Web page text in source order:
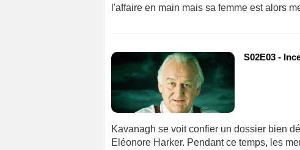
l'affaire en main mais sa femme est alors
S02E03 -
Kavanagh se voit confier un dossier bien
Eléonore Harker. Pendant ce temps, les